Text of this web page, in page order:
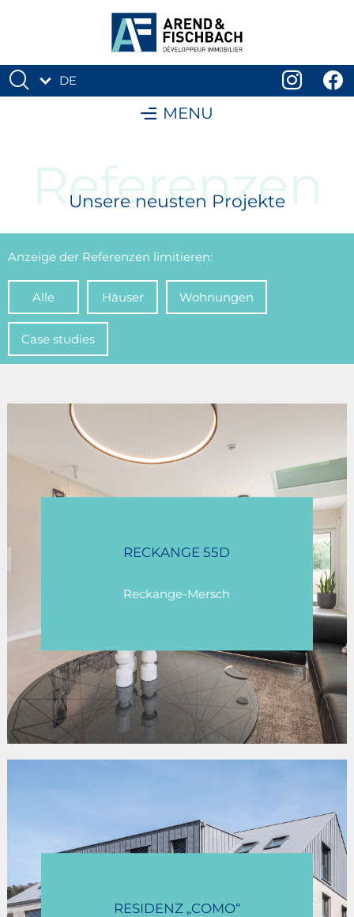
DE
MENU
Referenzen
Unsere neusten Projekte
Anzeige der Referenzen limitieren:
Alle Häuser Wohnungen
Case studies
RECKANGE 55D
Reckange-Mersch
RESIDENZ „COMO“